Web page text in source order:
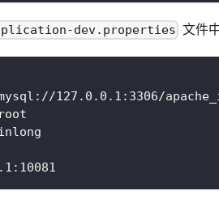
dev.properties 文件
127.0.0.1:3306/
root